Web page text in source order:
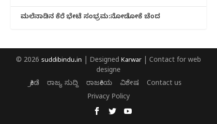
ಮಲೆನಾಡಿ‌ನ ಕೆರೆ ಭೇಟೆ ಸಂಭ್ರಮ:ನೋಡೋಕೆ ಚೆಂದ
© 2026 suddibindu.in | Designed Karwar | Contact for web
designe
ಕ್ರೀಡೆ
ರಾಜ್ಯ ಸುದ್ದಿ ರಾಜಕೀಯ ವಿಶೇಷ
Contact us
Privacy Policy